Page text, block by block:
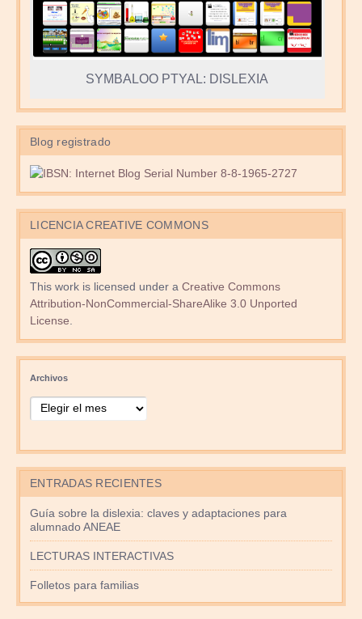
SYMBALOO PTYAL: DISLEXIA
Blog registrado
LICENCIA CREATIVE COMMONS
This work is licensed under a Creative Commons
Attribution-NonCommercial-ShareAlike 3.0 Unported
License.
Archivos
ENTRADAS RECIENTES
Guía sobre la dislexia: claves y adaptaciones para
alumnado ANEAE
LECTURAS INTERACTIVAS
Folletos para familias